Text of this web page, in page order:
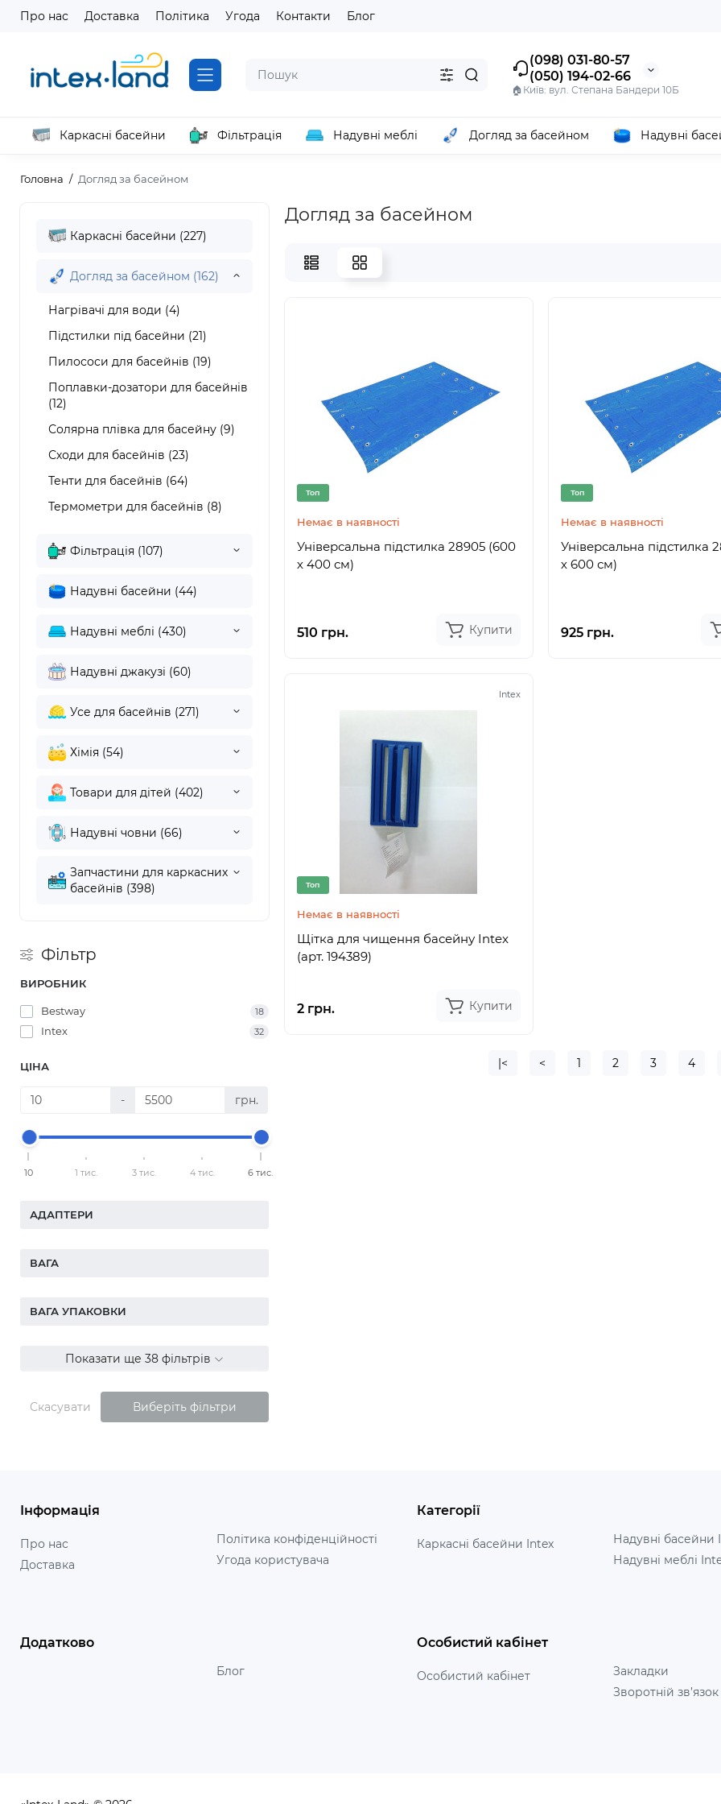
Про нас Доставка Політика Угода Контакти Блог
(098) 031-80-57
(050) 194-02-66
🏠Київ: вул. Степана Бандери 10Б
Каркасні басейни Фільтрація Надувні меблі Догляд за басейном Надувні
Головна Догляд за басейном
Каркасні басейни (227)
Догляд за басейном (162)
Нагрівачі для води (4)
Підстилки під басейни (21)
Пилососи для басейнів (19)
Поплавки-дозатори для басейнів
(12)
Солярна плівка для басейну (9)
Сходи для басейнів (23)
Тенти для басейнів (64)
Термометри для басейнів (8)
Фільтрація (107)
Надувні басейни (44)
Надувні меблі (430)
Надувні джакузі (60)
Усе для басейнів (271)
Хімія (54)
Товари для дітей (402)
Надувні човни (66)
Запчастини для каркасних
басейнів (398)
Фільтр
ВИРОБНИК
Bestway 18
Intex 32
ЦІНА
- грн.
10 1 тис. 3 тис. 4 тис. 6 тис.
АДАПТЕРИ
ВАГА
ВАГА УПАКОВКИ
Показати ще 38 фільтрів
Скасувати Виберіть фільтри
Догляд за басейном
Топ
Немає в наявності
Універсальна підстилка 28905 (600
х 400 см)
510 грн. Купити
Топ
Немає в наявності
Універсальна підстилка
х 600 см)
925 грн.
Intex
Топ
Немає в наявності
Щітка для чищення басейну Intex
(арт. 194389)
2 грн. Купити
|< < 1 2 3 4
Інформація
Про нас
Доставка
Політика конфіденційності
Угода користувача
Категорії
Каркасні басейни Intex
Надувні басейни
Надувні меблі
Додатково
Блог
Особистий кабінет
Особистий кабінет
Закладки
Зворотній зв’язок